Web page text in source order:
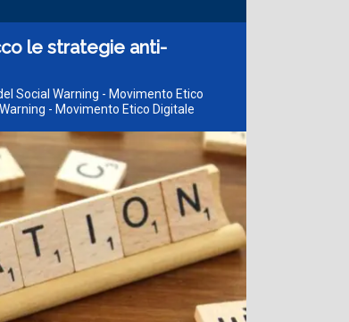
le strategie anti-
Social Warning - Movimento Etico
- Movimento Etico Digitale